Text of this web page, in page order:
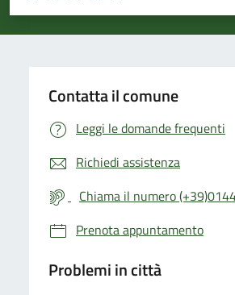
Valuta 5 stelle su 5
Valuta 4 stelle su 5
Valuta 3 stelle su 5
Valuta 2 stelle su 5
Valuta 1 stelle su 5
Contatta il comune
Leggi le domande frequenti
Richiedi assistenza
Chiama il numero
Prenota appuntamento
Problemi in città